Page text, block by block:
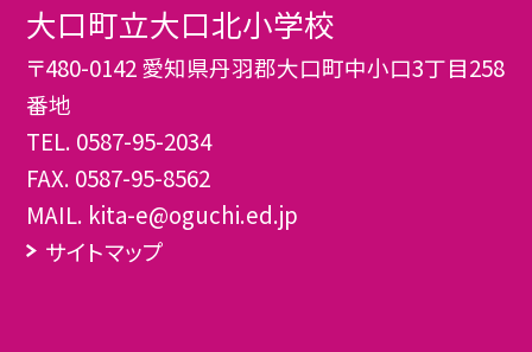
大口町立大口北小学校
〒480-0142 愛知県丹羽郡大口町中小口3丁目258
番地
TEL. 0587-95-2034
FAX. 0587-95-8562
MAIL. kita-e@oguchi.ed.jp
サイトマップ